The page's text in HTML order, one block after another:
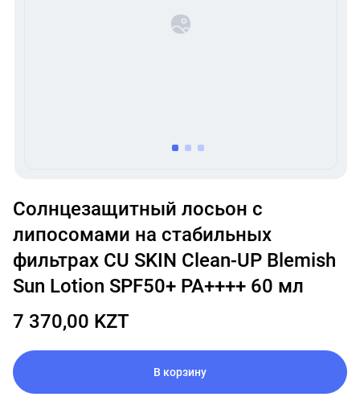
itemitemitem
1
of
3
Солнцезащитный лосьон с
липосомами на стабильных
фильтрах CU SKIN Clean-UP Blemish
Sun Lotion SPF50+ PA++++ 60 мл
7 370,00 KZT
В корзину